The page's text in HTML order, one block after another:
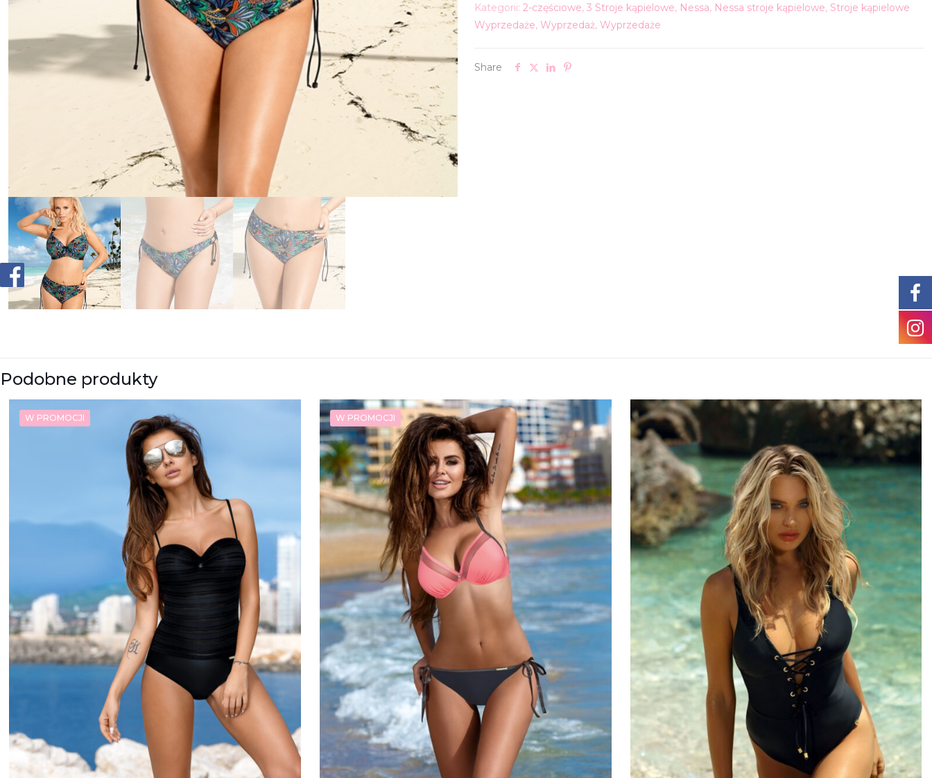
Kategorii: 2-częściowe, 3 Stroje kąpielowe, Nessa, Nessa stroje kąpielowe, Stroje kąpielowe
Wyprzedaże, Wyprzedaż, Wyprzedaże
Share
Podobne produkty
W PROMOCJI W PROMOCJI